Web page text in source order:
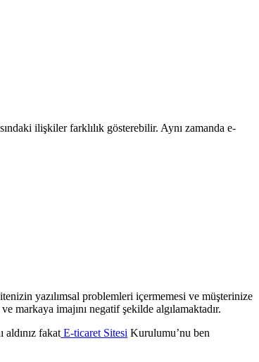
ilişkiler farklılık gösterebilir. Aynı zamanda e-
yazılımsal problemleri içermemesi ve müşterinize
markaya imajını negatif şekilde algılamaktadır.
fakat E-ticaret Sitesi Kurulumu’nu ben